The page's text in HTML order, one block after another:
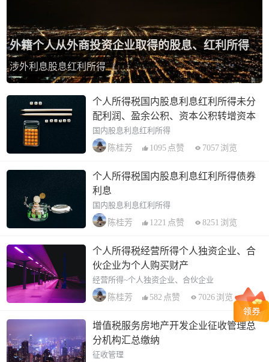
外籍个人从外商投资企业取得的股息、红利所得
涉外利息股息红利所得
个人所得税国内股息利息红利所得未分
配利润、盈余公积、资本公积转增资本
国内股息利息红利所得
陈桂芳
1095 点赞 7057 浏览
个人所得税国内股息利息红利所得债券
利息
国内股息利息红利所得
陈桂芳
1221 点赞 8251 浏览
个人所得税经营所得个人独资企业、合
伙企业为个人购买财产
经营所得~个人独资企业、合伙企业
陈桂芳
582 点赞 7026 浏览
增值税服务房地产开发企业征收管理总
分机构汇总缴纳
征收管理